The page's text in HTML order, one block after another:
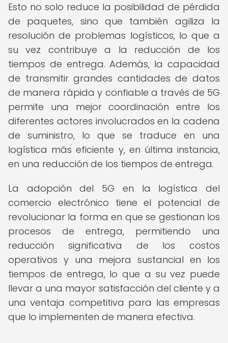
Esto no solo reduce la posibilidad de pérdida
de paquetes, sino que también agiliza la
resolución de problemas logísticos, lo que a
su vez contribuye a la reducción de los
tiempos de entrega. Además, la capacidad
de transmitir grandes cantidades de datos
de manera rápida y confiable a través de 5G
permite una mejor coordinación entre los
diferentes actores involucrados en la cadena
de suministro, lo que se traduce en una
logística más eficiente y, en última instancia,
en una reducción de los tiempos de entrega.
La adopción del 5G en la logística del
comercio electrónico tiene el potencial de
revolucionar la forma en que se gestionan los
procesos de entrega, permitiendo una
reducción significativa de los costos
operativos y una mejora sustancial en los
tiempos de entrega, lo que a su vez puede
llevar a una mayor satisfacción del cliente y a
una ventaja competitiva para las empresas
que lo implementen de manera efectiva.